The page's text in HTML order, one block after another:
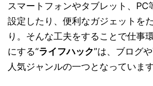
スマートフォンやタブレット、PC
設定したり、便利なガジェットを
り。そんな工夫をすることで仕事
にする“ライフハック”は、ブログ
人気ジャンルの一つとなっています